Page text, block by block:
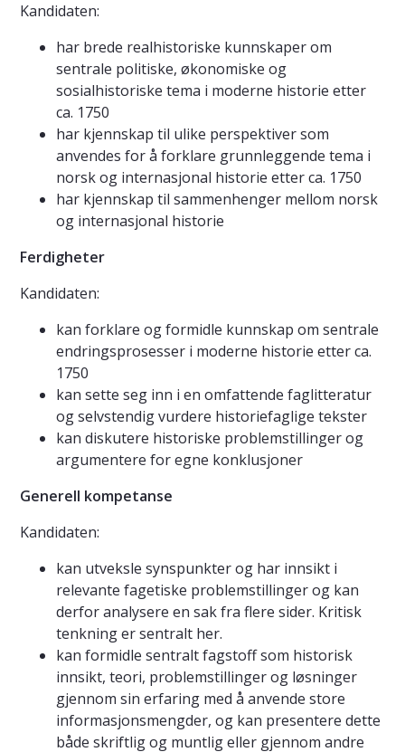
Kandidaten:
har brede realhistoriske kunnskaper om
sentrale politiske, økonomiske og
sosialhistoriske tema i moderne historie etter
ca. 1750
har kjennskap til ulike perspektiver som
anvendes for å forklare grunnleggende tema i
norsk og internasjonal historie etter ca. 1750
har kjennskap til sammenhenger mellom norsk
og internasjonal historie
Ferdigheter
Kandidaten:
kan forklare og formidle kunnskap om sentrale
endringsprosesser i moderne historie etter ca.
1750
kan sette seg inn i en omfattende faglitteratur
og selvstendig vurdere historiefaglige tekster
kan diskutere historiske problemstillinger og
argumentere for egne konklusjoner
Generell kompetanse
Kandidaten:
kan utveksle synspunkter og har innsikt i
relevante fagetiske problemstillinger og kan
derfor analysere en sak fra flere sider. Kritisk
tenkning er sentralt her.
kan formidle sentralt fagstoff som historisk
innsikt, teori, problemstillinger og løsninger
gjennom sin erfaring med å anvende store
informasjonsmengder, og kan presentere dette
både skriftlig og muntlig eller gjennom andre